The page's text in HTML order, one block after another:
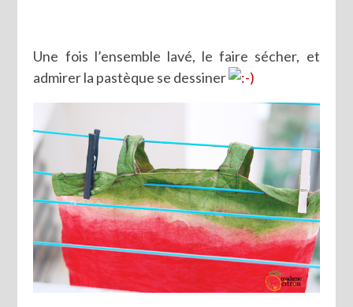
Une fois l’ensemble lavé, le faire sécher, et
admirer la pastèque se dessiner